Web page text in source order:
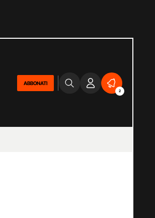
ABBONATI
2